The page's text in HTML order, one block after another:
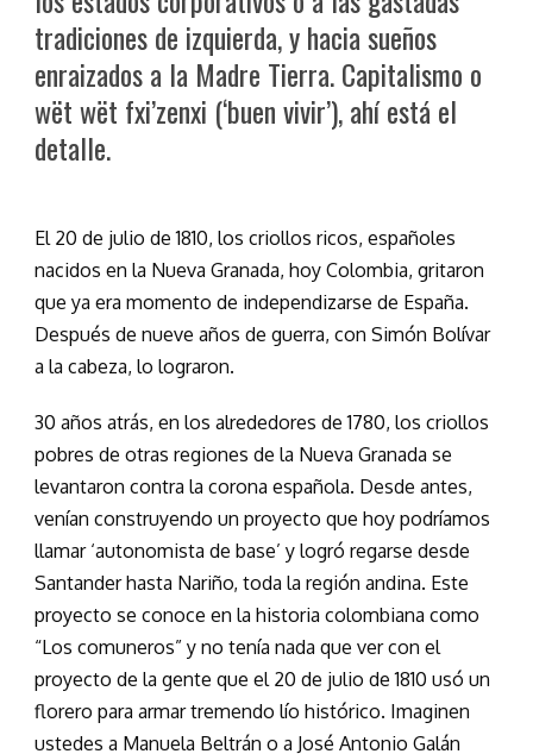
tradiciones de izquierda, y hacia sueños
enraizados a la Madre Tierra. Capitalismo o
wët wët fxi’zenxi (‘buen vivir’), ahí está el
detalle.
El 20 de julio de 1810, los criollos ricos, españoles
nacidos en la Nueva Granada, hoy Colombia, gritaron
que ya era momento de independizarse de España.
Después de nueve años de guerra, con Simón Bolívar
a la cabeza, lo lograron.
30 años atrás, en los alrededores de 1780, los criollos
pobres de otras regiones de la Nueva Granada se
levantaron contra la corona española. Desde antes,
venían construyendo un proyecto que hoy podríamos
llamar ‘autonomista de base’ y logró regarse desde
Santander hasta Nariño, toda la región andina. Este
proyecto se conoce en la historia colombiana como
“Los comuneros” y no tenía nada que ver con el
proyecto de la gente que el 20 de julio de 1810 usó un
florero para armar tremendo lío histórico. Imaginen
ustedes a Manuela Beltrán o a José Antonio Galán